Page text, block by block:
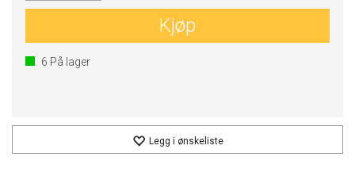
Kjøp
6 På lager
Legg i ønskeliste